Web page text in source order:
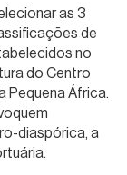
as 3
de
no
do Centro
Pequena África.
diaspórica, a